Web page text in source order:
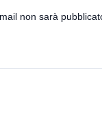
non sarà